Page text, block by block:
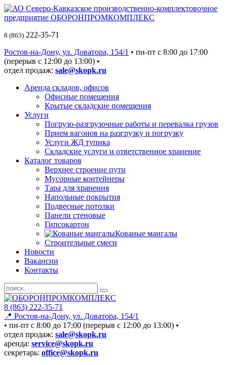
8 (863) 222-35-71
Ростов-на-Дону, ул. Доватора, 154/1 • пн-пт c 8:00 до 17:00
(перерыв с 12:00 до 13:00) •
отдел продаж: sale@skopk.ru
Аренда складов, офисов
Офисные помещения
Крытые складские помещения
Услуги
Погрузо-разгрузочные работы и перевалка грузов
Прием вагонов на разгрузку и погрузку
Услуги ЖД тупика
Складские услуги и ответственное хранение
Каталог товаров
Верхнее строение пути
Мусорные контейнеры
Тара для хранения
Напольные покрытия
Подвесные потолки
Панели стеновые
Гипсокартон
Кованые мангалы
Строительные смеси
Новости
Вакансии
Контакты
8 (863) 222-35-71
📍 Ростов-на-Дону, ул. Доватора, 154/1
• пн-пт c 8:00 до 17:00 (перерыв с 12:00 до 13:00) •
отдел продаж: sale@skopk.ru
аренда: service@skopk.ru
секретарь: office@skopk.ru